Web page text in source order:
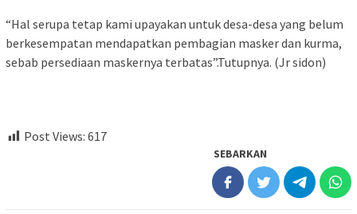
“Hal serupa tetap kami upayakan untuk desa-desa yang belum
berkesempatan mendapatkan pembagian masker dan kurma,
sebab persediaan maskernya terbatas”.Tutupnya. (Jr sidon)
Post Views: 617
SEBARKAN